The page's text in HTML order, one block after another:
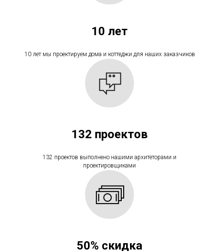
10 лет
10 лет мы проектируем дома и коттеджи для наших заказчиков
132 проектов
132 проектов выполнено нашими архитеторами и
проектировщиками
50% скидка